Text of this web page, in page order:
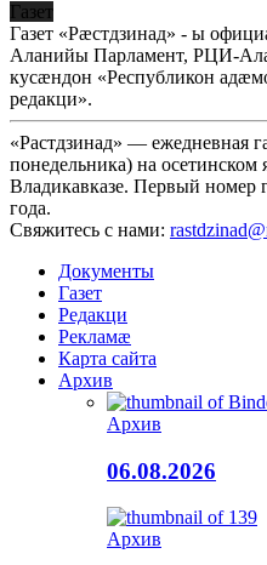
Газет
Газет «Рæстдзинад» - ы
Аланийы Парламент, РЦИ-
кусæндон «Республикон
редакци».
«Растдзинад» — ежедневная
понедельника) на осетинском
Владикавказе. Первый номер
года.
Свяжитесь с нами:
Документы
Газет
Редакци
Рекламæ
Карта сайта
Архив
Архив
06.08.2026
Архив